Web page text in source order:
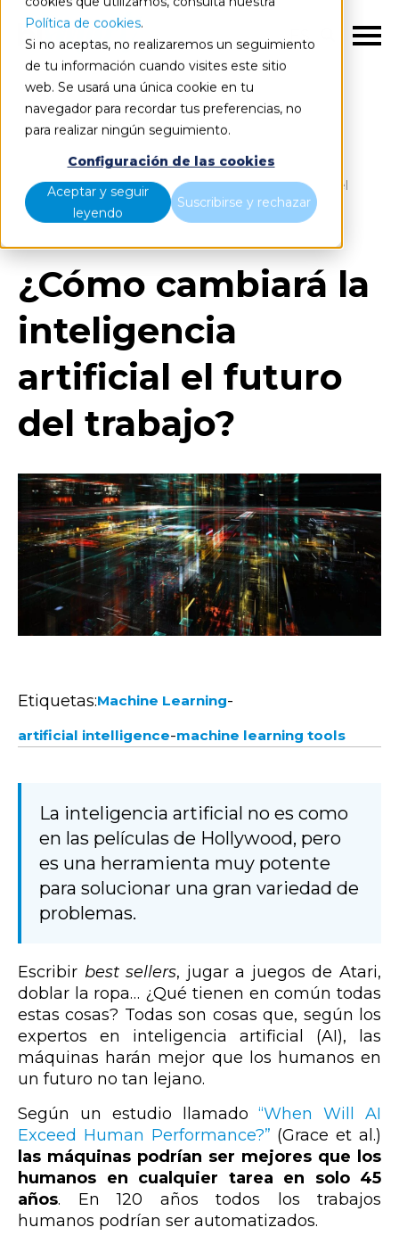
Política de cookies.
Si no aceptas, no realizaremos un seguimiento
de tu información cuando visites este sitio
web. Se usará una única cookie en tu
navegador para recordar tus preferencias, no
para realizar ningún seguimiento.
Configuración de las cookies
Aceptar y seguir
leyendo
Suscribirse y rechazar
ES
¿Cómo cambiará la inteligencia artificial el futuro del
trabajo?
¿Cómo cambiará la
inteligencia
artificial el futuro
del trabajo?
Etiquetas:Machine Learning-
artificial intelligence-machine learning tools
La inteligencia artificial no es como
en las películas de Hollywood, pero
es una herramienta muy potente
para solucionar una gran variedad de
problemas.
Escribir best sellers, jugar a juegos de Atari,
doblar la ropa… ¿Qué tienen en común todas
estas cosas? Todas son cosas que, según los
expertos en inteligencia artificial (AI), las
máquinas harán mejor que los humanos en
un futuro no tan lejano.
Según un estudio llamado “When Will AI
Exceed Human Performance?” (Grace et al.)
las máquinas podrían ser mejores que los
humanos en cualquier tarea en solo 45
años. En 120 años todos los trabajos
humanos podrían ser automatizados.